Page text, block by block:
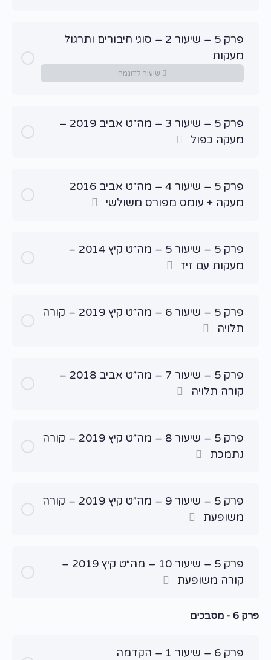
פרק 5 – שיעור 2 – סוגי חיבורים ותרגול
מעקות
שיעור לדוגמה
פרק 5 – שיעור 3 – מה״ט אביב 2019 –
מעקה כפול
פרק 5 – שיעור 4 – מה״ט אביב 2016
מעקה + עומס מפורס משולשי
פרק 5 – שיעור 5 – מה״ט קיץ 2014 –
מעקות עם זיז
פרק 5 – שיעור 6 – מה״ט קיץ 2019 – קורה
תלויה
פרק 5 – שיעור 7 – מה״ט אביב 2018 –
קורה תלויה
פרק 5 – שיעור 8 – מה״ט קיץ 2019 – קורה
נתמכת
פרק 5 – שיעור 9 – מה״ט קיץ 2019 – קורה
משופעת
פרק 5 – שיעור 10 – מה״ט קיץ 2019 –
קורה משופעת
פרק 6 - מסבכים
פרק 6 – שיעור 1 – הקדמה